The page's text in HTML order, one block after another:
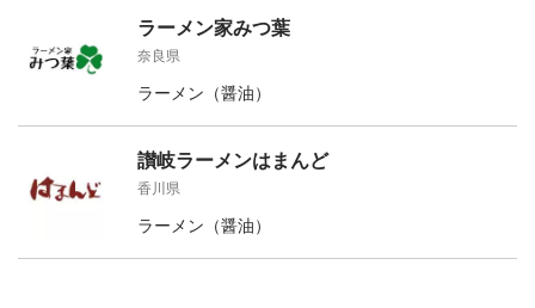
ラーメン家みつ葉
奈良県
ラーメン（醤油）
讃岐ラーメンはまんど
香川県
ラーメン（醤油）